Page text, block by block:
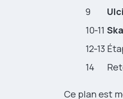
9
10‑11
12‑13
14
Ce plan est